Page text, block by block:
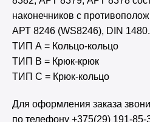
наконечников с
АРТ 8246 (WS8246), DIN 1480.
ТИП А = Кольцо-кольцо
ТИП В = Крюк-крюк
ТИП С = Крюк-кольцо
Для оформления заказа
по телефону +375(29) 191-85-